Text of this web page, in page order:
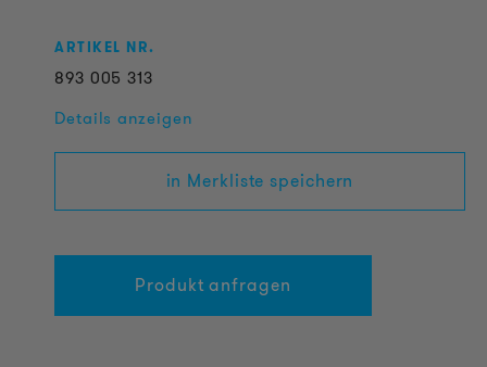
ARTIKEL NR.
893 005 313
Details anzeigen
in Merkliste speichern
Produkt anfragen